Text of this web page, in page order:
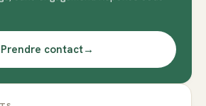
Prendre contact→